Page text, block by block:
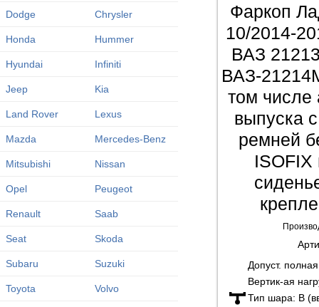
Dodge Chrysler
Honda Hummer
Hyundai Infiniti
Jeep Kia
Land Rover Lexus
Mazda Mercedes-Benz
Mitsubishi Nissan
Opel Peugeot
Renault Saab
Seat Skoda
Subaru Suzuki
Toyota Volvo
Фаркоп
10/2014-
ВАЗ
ВАЗ-
том числе
выпуска
ремней
ISOFIX
Допуст.
Вертик-ая
Тип шара: B